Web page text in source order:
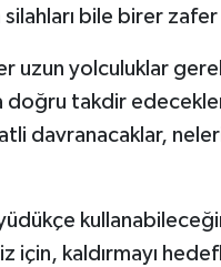
bile birer
uzun yolculuklar
takdir
davranacaklar,
için, kaldırmayı